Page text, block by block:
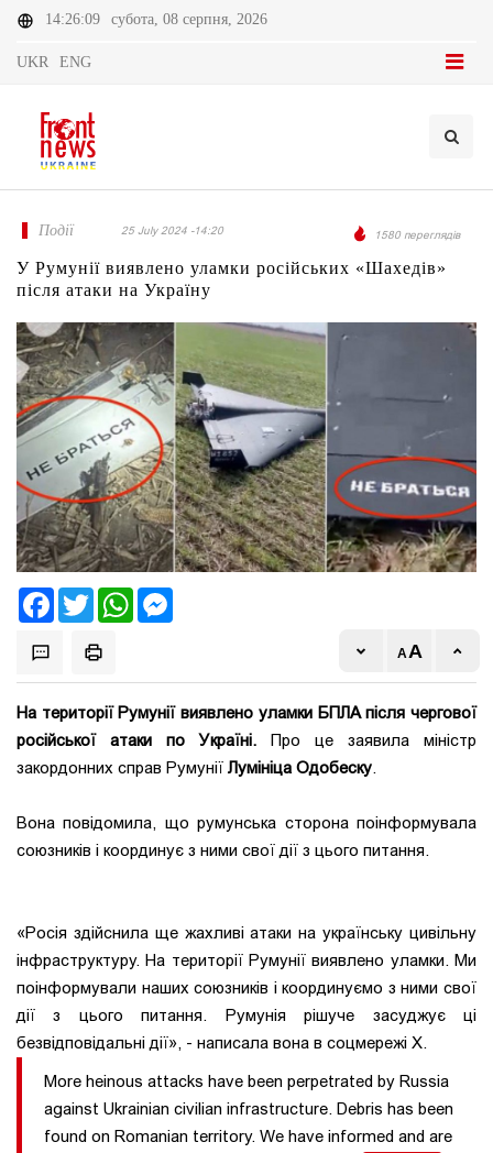
14:26:09 субота, 08 серпня, 2026
UKR ENG
Події 25 July 2024 -14:20 1580 переглядів
У Румунії виявлено уламки російських «Шахедів»
після атаки на Україну
FacebookTwitter WhatsApp
На території Румунії виявлено уламки БПЛА після чергової
російської атаки по Україні. Про це заявила міністр
закордонних справ Румунії Лумініца Одобеску.
Вона повідомила, що румунська сторона поінформувала
союзників і координує з ними свої дії з цього питання.
«Росія здійснила ще жахливі атаки на українську цивільну
інфраструктуру. На території Румунії виявлено уламки. Ми
поінформували наших союзників і координуємо з ними свої
дії з цього питання. Румунія рішуче засуджує ці
безвідповідальні дії», - написала вона в соцмережі Х.
More heinous attacks have been perpetrated by Russia
against Ukrainian civilian infrastructure. Debris has been
found on Romanian territory. We have informed and are